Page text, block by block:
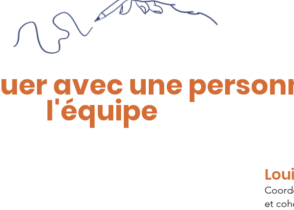
avec une
l'équipe
et